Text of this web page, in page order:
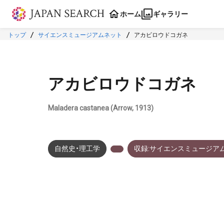
本文に飛ぶ
ホーム ギャラリー
トップ サイエンスミュージアムネット アカビロウドコガネ
アカビロウドコガネ
Maladera castanea (Arrow, 1913)
自然史・理工学 収録:サイエンスミュージア